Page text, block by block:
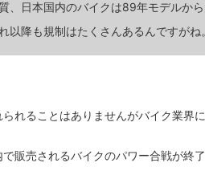
、日本国内のバイクは89年モデルか
以降も規制はたくさんあるんですがね。
れることはありませんがバイク業界
販売されるバイクのパワー合戦が終